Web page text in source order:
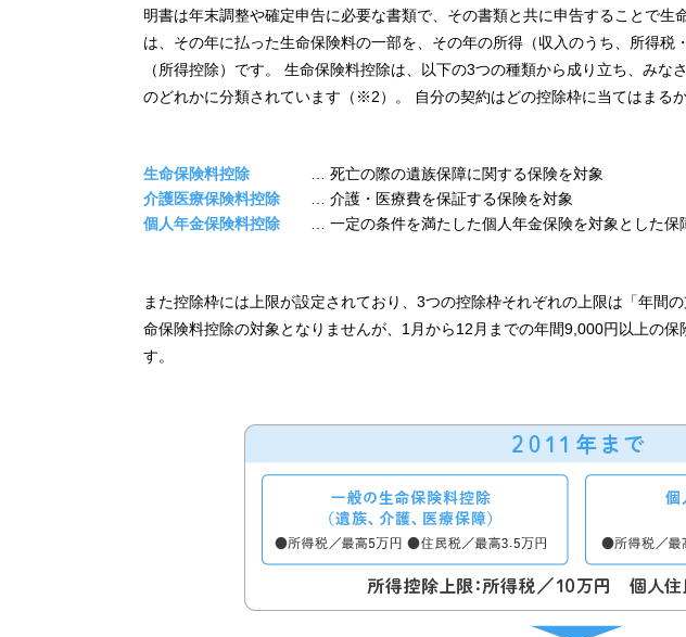
明書は年末調整や確定申告に必要な書類で、その書類と共に申告することで生
は、その年に払った生命保険料の一部を、その年の所得（収入のうち、所得税
（所得控除）です。 生命保険料控除は、以下の3つの種類から成り立ち、み
のどれかに分類されています（※2）。 自分の契約はどの控除枠に当てはまる
生命保険料控除
… 死亡の際の遺族保障に関する保険を対象
介護医療保険料控除
… 介護・医療費を保証する保険を対象
個人年金保険料控除
… 一定の条件を満たした個人年金保険を対象とした保
また控除枠には上限が設定されており、3つの控除枠それぞれの上限は「年間
命保険料控除の対象となりませんが、1月から12月までの年間9,000円以上の
す。